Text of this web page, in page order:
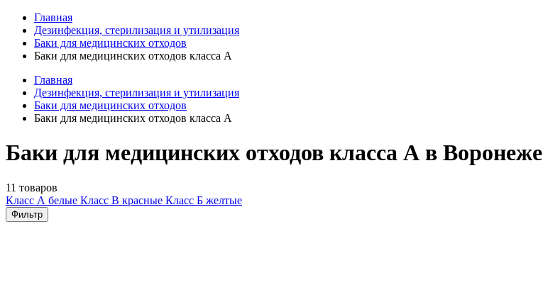
Главная
Дезинфекция, стерилизация и утилизация
Баки для медицинских отходов
Баки для медицинских отходов класса А
Главная
Дезинфекция, стерилизация и утилизация
Баки для медицинских отходов
Баки для медицинских отходов класса А
Баки для медицинских отходов класса А в Воронеже
11 товаров
Класс А белые Класс В красные Класс Б желтые
Фильтр